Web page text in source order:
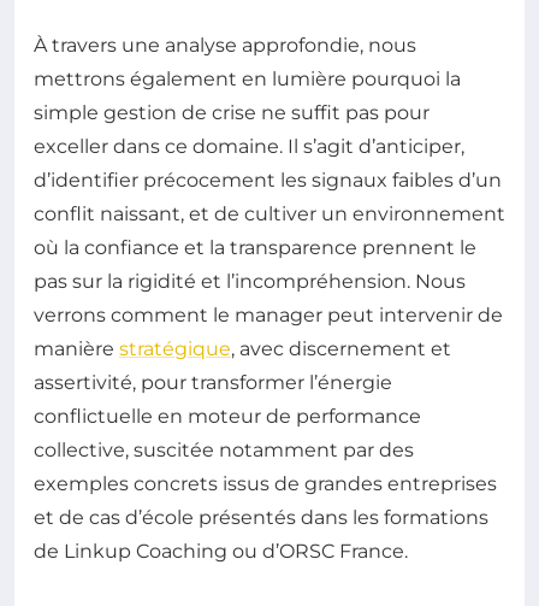
À travers une analyse approfondie, nous
mettrons également en lumière pourquoi la
simple gestion de crise ne suffit pas pour
exceller dans ce domaine. Il s’agit d’anticiper,
d’identifier précocement les signaux faibles d’un
conflit naissant, et de cultiver un environnement
où la confiance et la transparence prennent le
pas sur la rigidité et l’incompréhension. Nous
verrons comment le manager peut intervenir de
manière stratégique, avec discernement et
assertivité, pour transformer l’énergie
conflictuelle en moteur de performance
collective, suscitée notamment par des
exemples concrets issus de grandes entreprises
et de cas d’école présentés dans les formations
de Linkup Coaching ou d’ORSC France.